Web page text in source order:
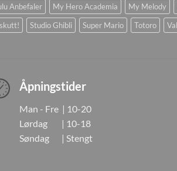
Anbefaler My Hero Academia My Melody
Studio Ghibli Super Mario Totoro
Åpningstider
Man - Fre | 10-20
Lørdag | 10-18
Søndag | Stengt